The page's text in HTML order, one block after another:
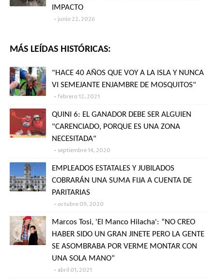
IMPACTO
junio 22, 2026
MÁS LEÍDAS HISTÓRICAS:
"HACE 40 AÑOS QUE VOY A LA ISLA Y NUNCA
VI SEMEJANTE ENJAMBRE DE MOSQUITOS"
febrero 12, 2021
QUINI 6: EL GANADOR DEBE SER ALGUIEN
"CARENCIADO, PORQUE ES UNA ZONA
NECESITADA"
septiembre 14, 2020
EMPLEADOS ESTATALES Y JUBILADOS
COBRARÁN UNA SUMA FIJA A CUENTA DE
PARITARIAS
octubre 09, 2020
Marcos Tosi, 'El Manco Hilacha': “NO CREO
HABER SIDO UN GRAN JINETE PERO LA GENTE
SE ASOMBRABA POR VERME MONTAR CON
UNA SOLA MANO”
abril 01, 2021